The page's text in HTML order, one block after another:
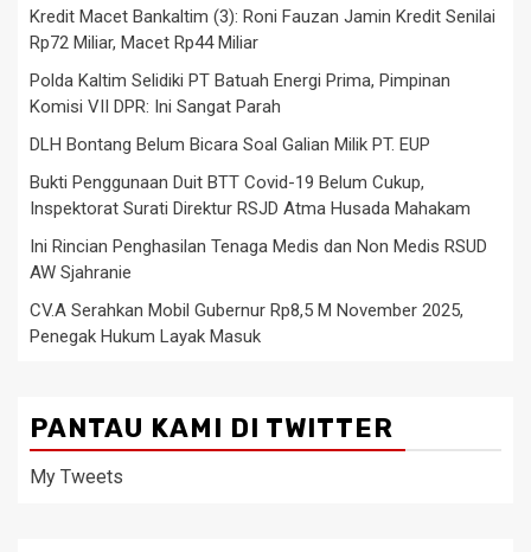
Kredit Macet Bankaltim (3): Roni Fauzan Jamin Kredit Senilai
Rp72 Miliar, Macet Rp44 Miliar
Polda Kaltim Selidiki PT Batuah Energi Prima, Pimpinan
Komisi VII DPR: Ini Sangat Parah
DLH Bontang Belum Bicara Soal Galian Milik PT. EUP
Bukti Penggunaan Duit BTT Covid-19 Belum Cukup,
Inspektorat Surati Direktur RSJD Atma Husada Mahakam
Ini Rincian Penghasilan Tenaga Medis dan Non Medis RSUD
AW Sjahranie
CV.A Serahkan Mobil Gubernur Rp8,5 M November 2025,
Penegak Hukum Layak Masuk
PANTAU KAMI DI TWITTER
My Tweets